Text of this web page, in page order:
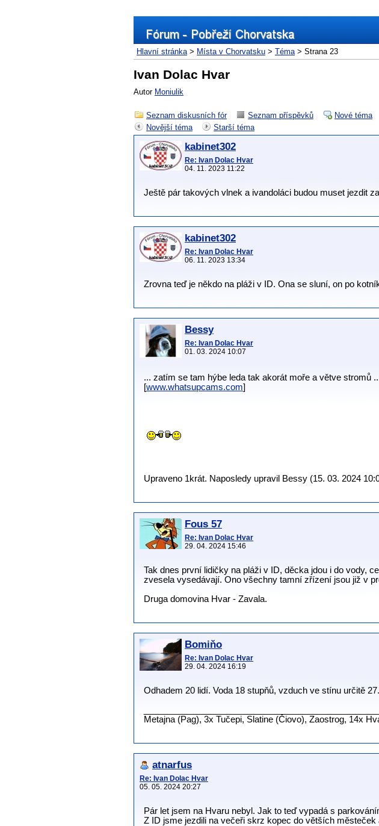
Hlavní stránka> Místa v Chorvatsku > Téma> Strana 23
Ivan Dolac Hvar
Autor Moniulik
Seznam diskusních fór Seznam příspěvků
Nové téma
Novější téma Starší téma
kabinet302
Re: Ivan Dolac Hvar
04. 11. 2023 11:22
Ještě pár takových vlnek a ivandoláci budou muset jezdit
kabinet302
Re: Ivan Dolac Hvar
06. 11. 2023 13:34
Zrovna teď je někdo na pláži v ID. Ona se sluní, on po
Bessy
Re: Ivan Dolac Hvar
01. 03. 2024 10:07
... zatím se tam hýbe leda tak akorát moře a větve stromů
[www.whatsupcams.com]
Upraveno 1krát. Naposledy upravil Bessy (15. 03. 2024
Fous 57
Re: Ivan Dolac Hvar
29. 04. 2024 15:46
Tak dnes první lidičky na pláži v ID, děcka jdou i do vody,
zvesela vysedávají. Ono všechny tamní zřízení jsou již v
Druga domovina Hvar - Zavala.
Bomiňo
Re: Ivan Dolac Hvar
29. 04. 2024 16:19
Odhadem 20 lidí. Voda 18 stupňů, vzduch ve stínu určitě 27.
Metajna (Pag), 3x Tučepi, Slatine (Čiovo), Zaostrog, 14x
atnarfus
Re: Ivan Dolac Hvar
05. 05. 2024 20:27
Pár let jsem na Hvaru nebyl. Jak to teď vypadá s
Z ID jsme jezdili na večeři skrz kopec do větších